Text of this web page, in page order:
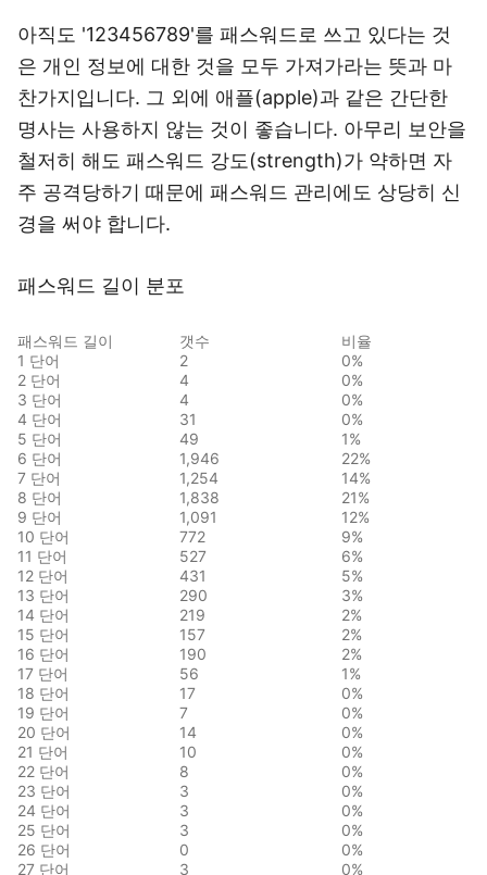
아직도 '123456789'를 패스워드로 쓰고 있다는 것
은 개인 정보에 대한 것을 모두 가져가라는 뜻과 마
찬가지입니다. 그 외에 애플(apple)과 같은 간단한
명사는 사용하지 않는 것이 좋습니다. 아무리 보안을
철저히 해도 패스워드 강도(strength)가 약하면 자
주 공격당하기 때문에 패스워드 관리에도 상당히 신
경을 써야 합니다.
패스워드 길이 분포
패스워드 길이 갯수
비율
1 단어
2
0%
2 단어
4
0%
3 단어
4
0%
4 단어
31
0%
5 단어
49
1%
6 단어
1,946
22%
7 단어
1,254
14%
8 단어
1,838
21%
9 단어
1,091
12%
10 단어
772
9%
11 단어
527
6%
12 단어
431
5%
13 단어
290
3%
14 단어
219
2%
15 단어
157
2%
16 단어
190
2%
17 단어
56
1%
18 단어
17
0%
19 단어
7
0%
20 단어
14
0%
21 단어
10
0%
22 단어
8
0%
23 단어
3
0%
24 단어
3
0%
25 단어
3
0%
26 단어
0
0%
27 단어
3
0%